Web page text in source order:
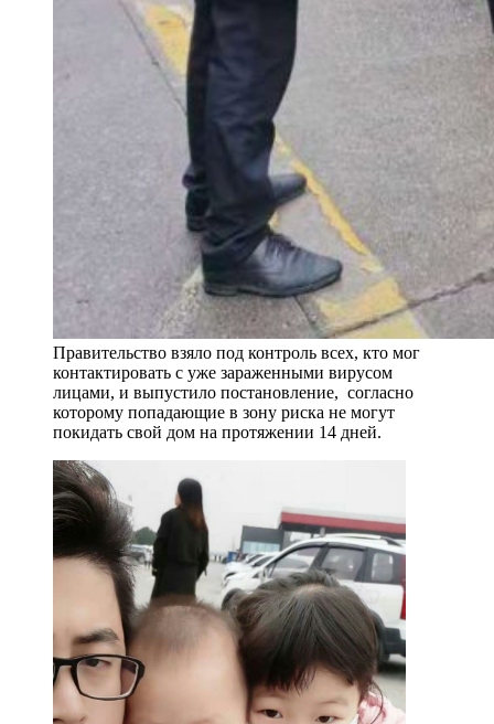
Правительство взяло под контроль всех, кто мог
контактировать с уже зараженными вирусом
лицами, и выпустило постановление, согласно
которому попадающие в зону риска не могут
покидать свой дом на протяжении 14 дней.